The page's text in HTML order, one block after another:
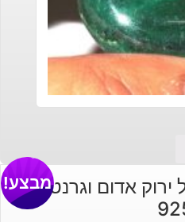
אדום וגרנט כסף
מבצע!